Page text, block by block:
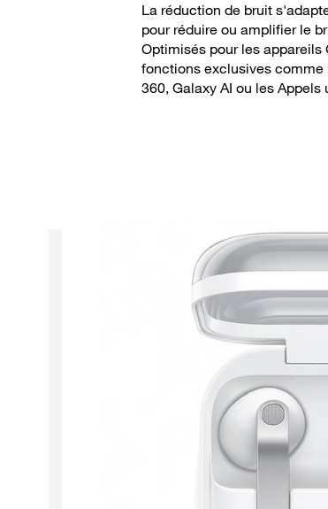
La réduction de bruit
pour réduire ou amplifier le
Optimisés pour les appareils
fonctions exclusives
360, Galaxy AI ou les Appels